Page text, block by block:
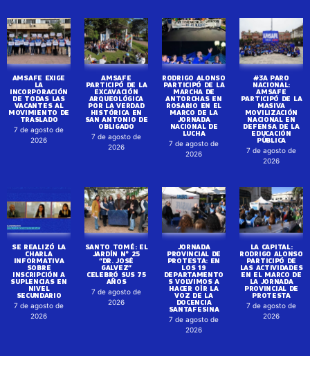
AMSAFE EXIGE
LA
INCORPORACIÓN
DE TODAS LAS
VACANTES AL
MOVIMIENTO DE
TRASLADO
7 de agosto de
2026
AMSAFE
PARTICIPÓ DE LA
EXCAVACIÓN
ARQUEOLÓGICA
POR LA VERDAD
HISTÓRICA EN
SAN ANTONIO DE
OBLIGADO
7 de agosto de
2026
RODRIGO ALONSO
PARTICIPÓ DE LA
MARCHA DE
ANTORCHAS EN
ROSARIO EN EL
MARCO DE LA
JORNADA
NACIONAL DE
LUCHA
7 de agosto de
2026
#3A PARO
NACIONAL:
AMSAFE
PARTICIPÓ DE LA
MASIVA
MOVILIZACIÓN
NACIONAL EN
DEFENSA DE LA
EDUCACIÓN
PÚBLICA
7 de agosto de
2026
SE REALIZÓ LA
CHARLA
INFORMATIVA
SOBRE
INSCRIPCIÓN A
SUPLENCIAS EN
NIVEL
SECUNDARIO
7 de agosto de
2026
SANTO TOMÉ: EL
JARDÍN N° 25
“DR. JOSÉ
GALVEZ”
CELEBRÓ SUS 75
AÑOS
7 de agosto de
2026
JORNADA
PROVINCIAL DE
PROTESTA: EN
LOS 19
DEPARTAMENTO
S VOLVIMOS A
HACER OÍR LA
VOZ DE LA
DOCENCIA
SANTAFESINA
7 de agosto de
2026
LA CAPITAL:
RODRIGO ALONSO
PARTICIPÓ DE
LAS ACTIVIDADES
EN EL MARCO DE
LA JORNADA
PROVINCIAL DE
PROTESTA
7 de agosto de
2026